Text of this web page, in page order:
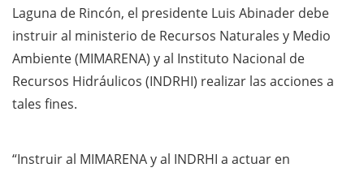
Laguna de Rincón, el presidente Luis Abinader debe
instruir al ministerio de Recursos Naturales y Medio
Ambiente (MIMARENA) y al Instituto Nacional de
Recursos Hidráulicos (INDRHI) realizar las acciones a
tales fines.
“Instruir al MIMARENA y al INDRHI a actuar en